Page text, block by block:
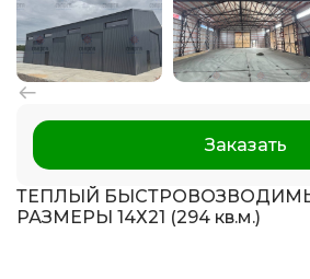
Заказать
ТЕПЛЫЙ
РАЗМЕРЫ 14Х21 (294 кв.м.)